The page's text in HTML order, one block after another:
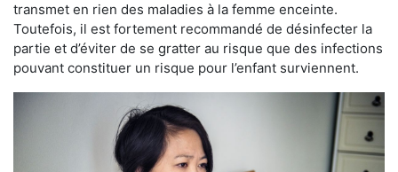
transmet en rien des maladies à la femme enceinte.
Toutefois, il est fortement recommandé de désinfecter la
partie et d’éviter de se gratter au risque que des infections
pouvant constituer un risque pour l’enfant surviennent.